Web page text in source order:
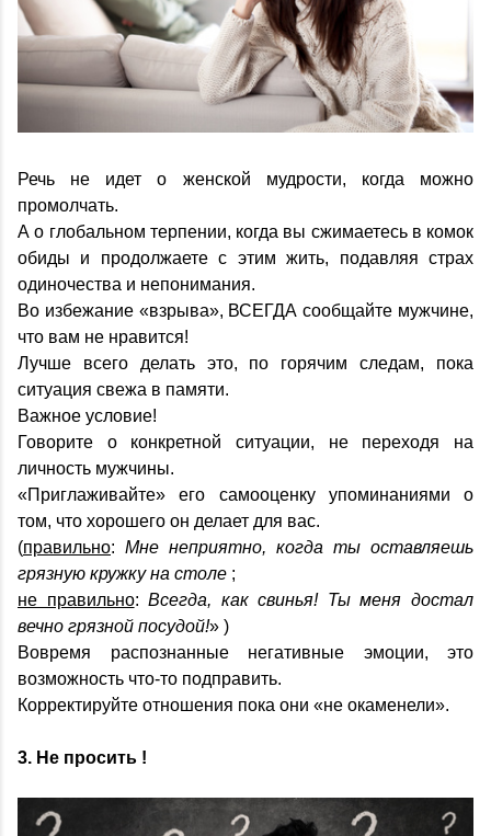
Речь не идет о женской мудрости, когда можно
промолчать.
А о глобальном терпении, когда вы сжимаетесь в комок
обиды и продолжаете с этим жить, подавляя страх
одиночества и непонимания.
Во избежание «взрыва», ВСЕГДА сообщайте мужчине,
что вам не нравится!
Лучше всего делать это, по горячим следам, пока
ситуация свежа в памяти.
Важное условие!
Говорите о конкретной ситуации, не переходя на
личность мужчины.
«Приглаживайте» его самооценку упоминаниями о
том, что хорошего он делает для вас.
(правильно: Мне неприятно, когда ты оставляешь
грязную кружку на столе ;
не правильно:Всегда, как свинья! Ты меня достал
вечно грязной посудой!» )
Вовремя распознанные негативные эмоции, это
возможность что-то подправить.
Корректируйте отношения пока они «не окаменели».
3. Не просить !